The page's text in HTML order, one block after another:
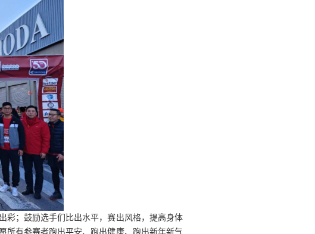
彩；鼓励选手们比出水平，赛出风格，提高身体
所有参赛者跑出平安、跑出健康、跑出新年新气